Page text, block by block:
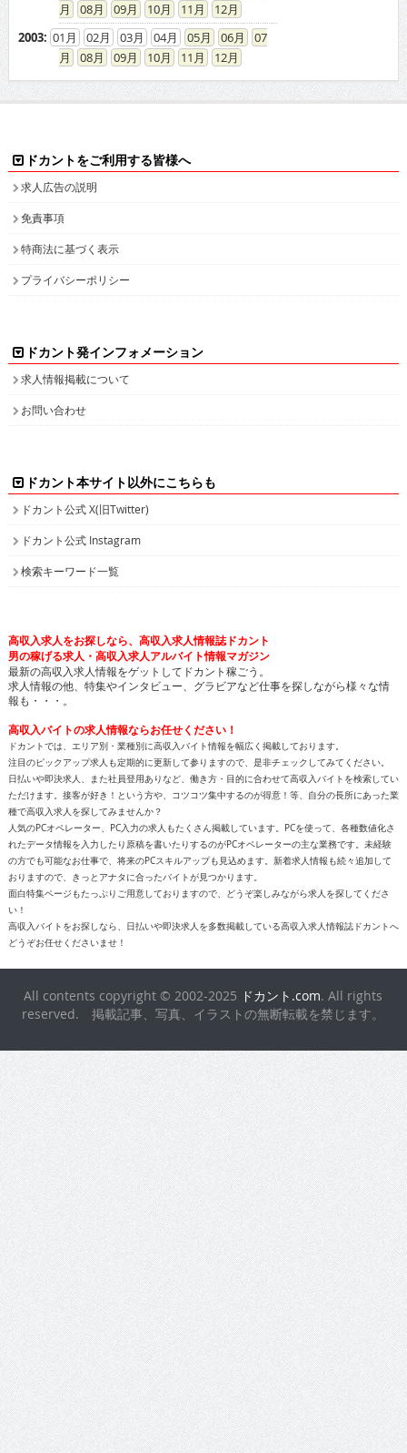
08
09 10 11
12
2003: 01 02 03 04 05 06
07
08
09 10 11 12
ドカントをご利用する皆様へ
求人広告の説明
免責事項
特商法に基づく表示
プライバシーポリシー
ドカント発インフォメーション
求人情報掲載について
お問い合わせ
ドカント本サイト以外にこちらも
ドカント公式 X(旧Twitter)
ドカント公式 Instagram
検索キーワード一覧
高収入求人をお探しなら、高収入求人情報誌ドカント
男の稼げる求人・高収入求人アルバイト情報マガジン
最新の高収入求人情報をゲットしてドカント稼ごう。
求人情報の他、特集やインタビュー、グラビアなど仕事を探しながら様々な情
報も・・・。
高収入バイトの求人情報ならお任せください！
ドカントでは、エリア別・業種別に高収入バイト情報を幅広く掲載しております。
注目のピックアップ求人も定期的に更新して参りますので、是非チェックしてみてください。
日払いや即決求人、また社員登用ありなど、働き方・目的に合わせて高収入バイトを検索してい
ただけます。接客が好き！という方や、コツコツ集中するのが得意！等、自分の長所にあった業
種で高収入求人を探してみませんか？
人気のPCオペレーター、PC入力の求人もたくさん掲載しています。PCを使って、各種数値化さ
れたデータ情報を入力したり原稿を書いたりするのがPCオペレーターの主な業務です。未経験
の方でも可能なお仕事で、将来のPCスキルアップも見込めます。新着求人情報も続々追加して
おりますので、きっとアナタに合ったバイトが見つかります。
面白特集ページもたっぷりご用意しておりますので、どうぞ楽しみながら求人を探してくださ
い！
高収入バイトをお探しなら、日払いや即決求人を多数掲載している高収入求人情報誌ドカントへ
どうぞお任せくださいませ！
All contents copyright © 2002-2025 ドカント.com. All rights
reserved. 掲載記事、写真、イラストの無断転載を禁じます。